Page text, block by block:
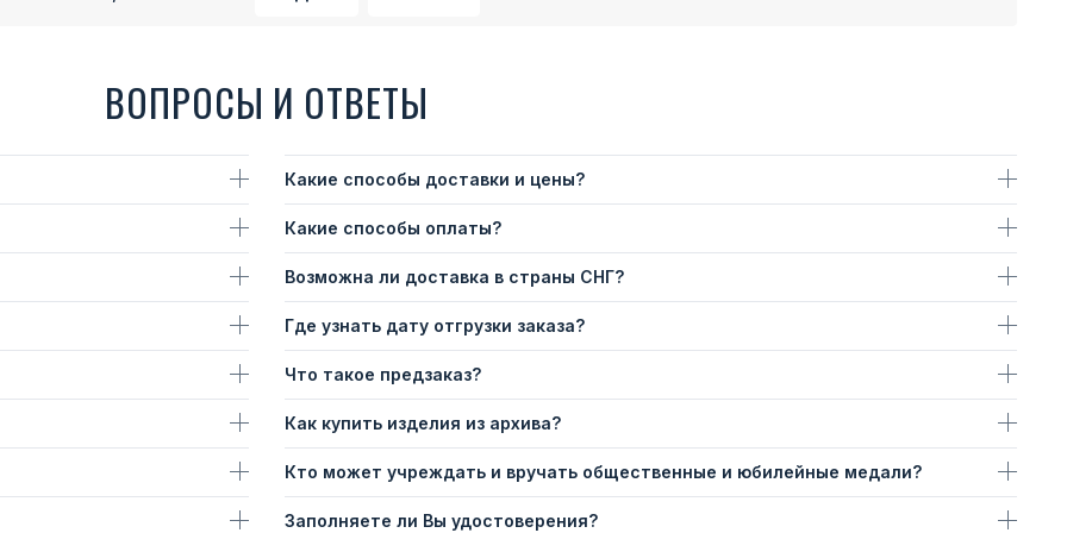
ВОПРОСЫ И ОТВЕТЫ
Какие способы доставки и цены?
Какие способы оплаты?
Возможна ли доставка в страны СНГ?
Где узнать дату отгрузки заказа?
Что такое предзаказ?
Как купить изделия из архива?
Кто может учреждать и вручать общественные и юбилейные медали?
Заполняете ли Вы удостоверения?